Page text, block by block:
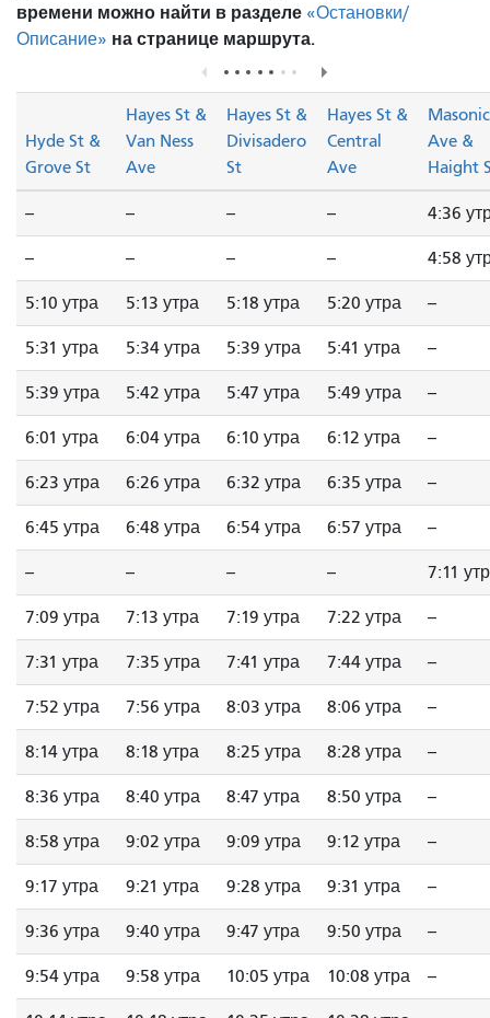
времени можно найти в разделе «Остановки/
Описание» на странице маршрута.
Hyde St &
Grove St
Hayes St &
Van Ness
Ave
Hayes St &
Divisadero
St
Hayes St &
Central
Ave
Masonic
Ave &
Haight
-- -- -- -- 4:36
-- -- -- -- 4:58
5:10 утра 5:13 утра 5:18 утра 5:20 утра --
5:31 утра 5:34 утра 5:39 утра 5:41 утра --
5:39 утра 5:42 утра 5:47 утра 5:49 утра --
6:01 утра 6:04 утра 6:10 утра 6:12 утра --
6:23 утра 6:26 утра 6:32 утра 6:35 утра --
6:45 утра 6:48 утра 6:54 утра 6:57 утра --
-- -- -- -- 7:11
7:09 утра 7:13 утра 7:19 утра 7:22 утра --
7:31 утра 7:35 утра 7:41 утра 7:44 утра --
7:52 утра 7:56 утра 8:03 утра 8:06 утра --
8:14 утра 8:18 утра 8:25 утра 8:28 утра --
8:36 утра 8:40 утра 8:47 утра 8:50 утра --
8:58 утра 9:02 утра 9:09 утра 9:12 утра --
9:17 утра 9:21 утра 9:28 утра 9:31 утра --
9:36 утра 9:40 утра 9:47 утра 9:50 утра --
9:54 утра 9:58 утра 10:05 утра 10:08 утра --